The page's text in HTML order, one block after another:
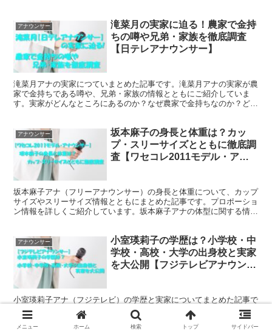
アナウンサー
滝菜月の実家に迫る！農家で金持
ちの噂や兄弟・家族を徹底調査
【日テレアナウンサー】
滝菜月アナの実家につていまとめた記事です。滝菜月アナの実家が農
家で金持ちである噂や、兄弟・家族の情報とともにご紹介していま
す。実家がどんなところにあるのか？なぜ農家で金持ちなのか？どん
アナウンサー
坂本麻子の身長と体重は？カッ
プ・スリーサイズとともに徹底調
査【ワセコレ2011モデル・アナ
坂本麻子アナ（フリーアナウンサー）の身長と体重について、カップ
サイズやスリーサイズ情報とともにまとめた記事です。プロポーショ
ン情報を詳しくご紹介しています。坂本麻子アナの体型に関する情報
アナウンサー
小室瑛莉子の学歴は？小学校・中
学校・高校・大学の出身校と実家
を大公開【フジテレビアナウンサ
小室瑛莉子アナ（フジテレビ）の学歴と実家についてまとめた記事で
す。学歴として小室瑛莉子アナの出身小学校、中学校、高校、大学に
触れています。実家については、彼女の出身地を基に地図掲載の上、
考察してみましたので、ぜひ、ご参考になさってください。
メニュー ホーム 検索 トップ サイドバー